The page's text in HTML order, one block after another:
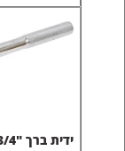
ידית ברך "3/4 / אורך 51 ס"מ מקצועית